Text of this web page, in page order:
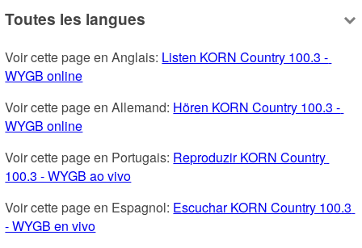
Toutes les langues
Voir cette page en Anglais: Listen KORN Country 100.3 -
WYGB online
Voir cette page en Allemand: Hören KORN Country 100.3 -
WYGB online
Voir cette page en Portugais: Reproduzir KORN Country
100.3 - WYGB ao vivo
Voir cette page en Espagnol: Escuchar KORN Country 100.3
- WYGB en vivo